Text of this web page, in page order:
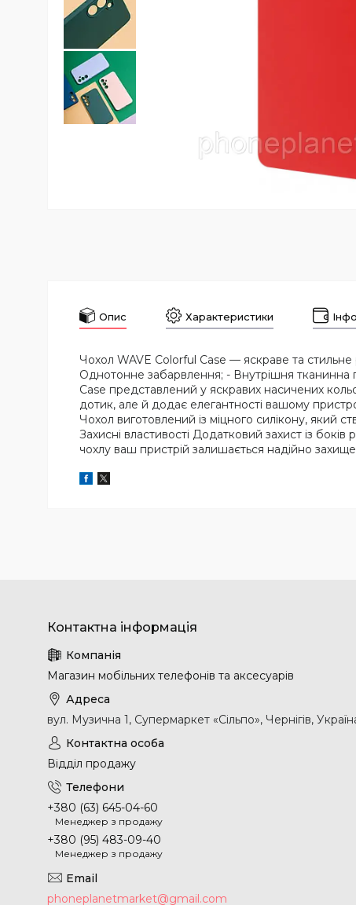
Опис Характеристики
Чохол WAVE Colorful Case — яскраве та стильне
Однотонне забарвлення; - Внутрішня тканинна
Case представлений у яскравих насичених
дотик, але й додає елегантності вашому
Чохол виготовлений із міцного силікону, який
Захисні властивості Додатковий захист із
чохлу ваш пристрій залишається надійно
Магазин мобільних телефонів та аксесуарів
вул. Музична 1, Супермаркет «Сільпо», Чернігів,
Відділ продажу
+380 (63) 645-04-60
Менеджер з продажу
+380 (95) 483-09-40
Менеджер з продажу
phoneplanetmarket@gmail.com